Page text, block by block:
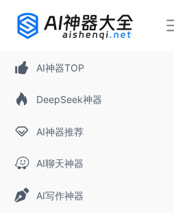
AI神器TOP
DeepSeek神器
AI神器推荐
AI聊天神器
AI写作神器